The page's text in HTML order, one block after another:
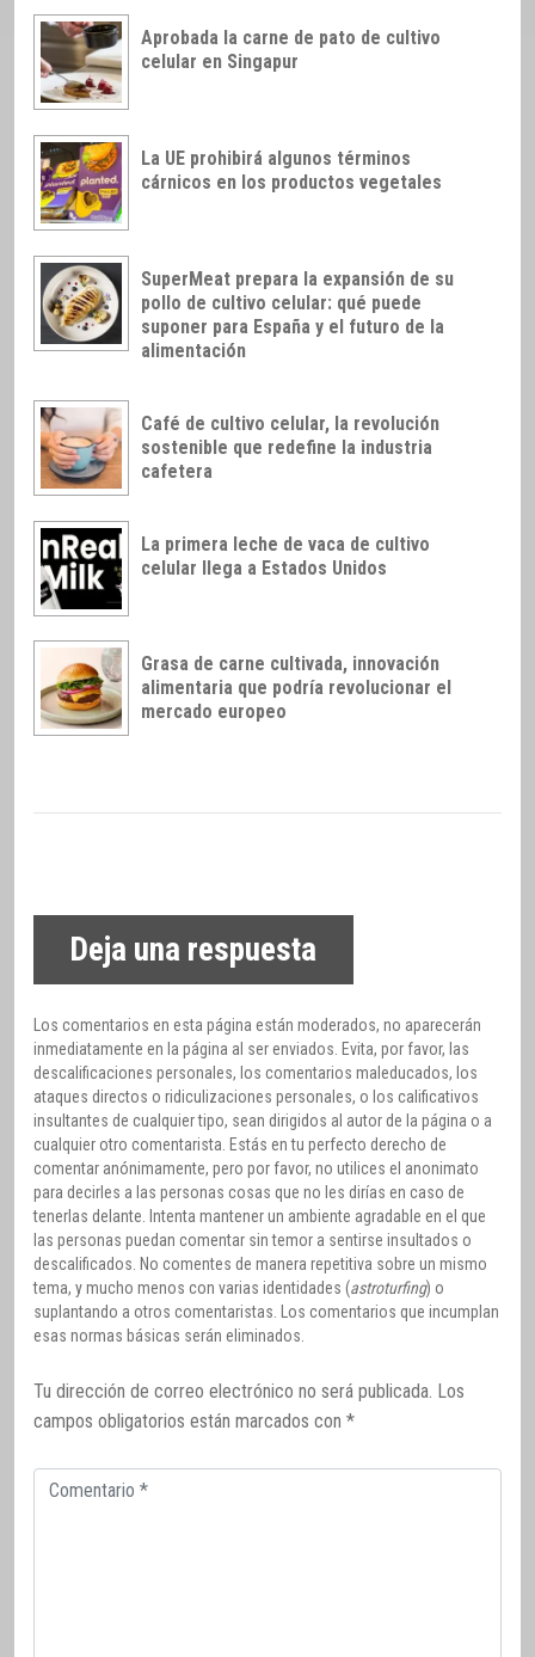
Aprobada la carne de pato de cultivo
celular en Singapur
La UE prohibirá algunos términos
cárnicos en los productos vegetales
SuperMeat prepara la expansión de su
pollo de cultivo celular: qué puede
suponer para España y el futuro de la
alimentación
Café de cultivo celular, la revolución
sostenible que redefine la industria
cafetera
La primera leche de vaca de cultivo
celular llega a Estados Unidos
Grasa de carne cultivada, innovación
alimentaria que podría revolucionar el
mercado europeo
Deja una respuesta
Los comentarios en esta página están moderados, no aparecerán
inmediatamente en la página al ser enviados. Evita, por favor, las
descalificaciones personales, los comentarios maleducados, los
ataques directos o ridiculizaciones personales, o los calificativos
insultantes de cualquier tipo, sean dirigidos al autor de la página o a
cualquier otro comentarista. Estás en tu perfecto derecho de
comentar anónimamente, pero por favor, no utilices el anonimato
para decirles a las personas cosas que no les dirías en caso de
tenerlas delante. Intenta mantener un ambiente agradable en el que
las personas puedan comentar sin temor a sentirse insultados o
descalificados. No comentes de manera repetitiva sobre un mismo
tema, y mucho menos con varias identidades (astroturfing) o
suplantando a otros comentaristas. Los comentarios que incumplan
esas normas básicas serán eliminados.
Tu dirección de correo electrónico no será publicada. Los
campos obligatorios están marcados con *
Comentario